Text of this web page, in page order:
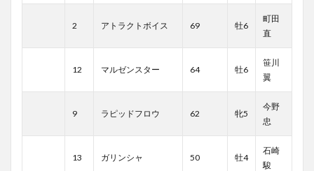
2 アトラクトボイス 69 牡6
町田
直
12 マルゼンスター 64 牡6
笹川
翼
9 ラピッドフロウ 62 牝5
今野
忠
13 ガリンシャ 50 牡4
石崎
駿